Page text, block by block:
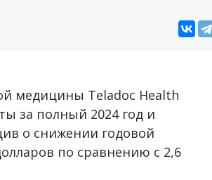
медицины Teladoc Health
за полный 2024 год и
о снижении годовой
по сравнению с 2,6